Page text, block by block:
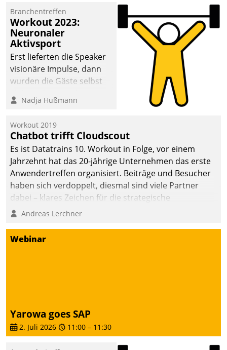
Mammutprojekte
meistern und Workloads
wuppen – bei zunehmend
anspruchsvollen
Aufgaben und
abnehmendem
Branchentreffen
Workout 2023:
Neuronaler
Aktivsport
Erst lieferten die Speaker
visionäre Impulse, dann
wurden die Gäste selbst
methodisch
Quartier. Dazwischen
zeigte Datatrain, was es
Neues zu bieten hat.
Nadja Hußmann
Workout 2019
Chatbot trifft Cloudscout
Es ist Datatrains 10. Workout in Folge, vor einem
Jahrzehnt hat das 20-jährige Unternehmen das erste
Anwendertreffen organisiert. Beiträge und Besucher
haben sich verdoppelt, diesmal sind viele Partner
dabei – klares Zeichen für die strategische
Fokussierung auf den Kunden.
Andreas Lerchner
Webinar
Yarowa goes SAP
2. Juli 2026 11:00 – 11:30